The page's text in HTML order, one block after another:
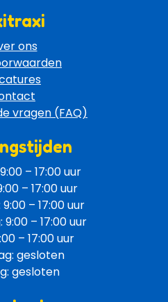
ons
vragen (FAQ)
– 17:00 uur
– 17:00 uur
– 17:00 uur
– 17:00 uur
– 17:00 uur
gesloten
gesloten